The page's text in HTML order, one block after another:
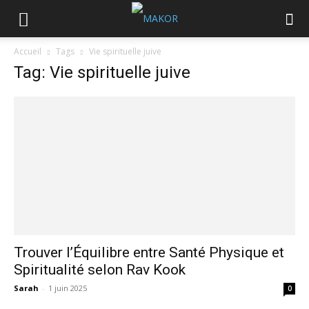
Accueil Tags Vie spirituelle juive
Tag: Vie spirituelle juive
Trouver l’Équilibre entre Santé Physique et
Spiritualité selon Rav Kook
Sarah - 1 juin 2025 0